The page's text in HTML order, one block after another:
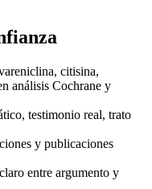
citisina,
análisis Cochrane y
testimonio real, trato
y publicaciones
entre argumento y